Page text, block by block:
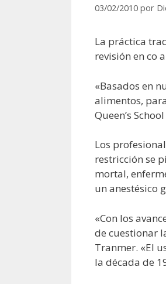
03/02/2010 por
La práctica
revisión en co
«Basados en
alimentos,
Queen’s
Los
restricción se
mortal,
un anestésico
«Con los
de cuestionar
Tranmer. «El
la década de